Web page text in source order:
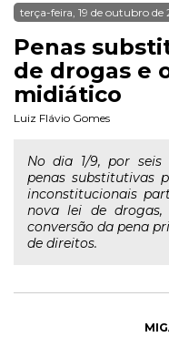
terça-feira, 19 de outubro de
Penas
de drogas e
midiático
Luiz Flávio Gomes
No dia 1/9, por
penas substitutivas
inconstitucionais
nova lei de drogas,
conversão da pena
de direitos.